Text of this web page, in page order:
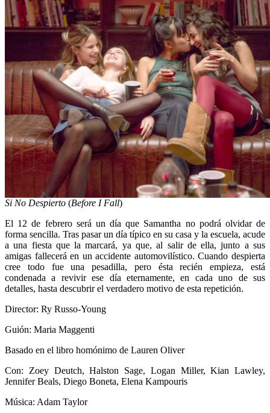
Si No Despierto (Before I Fall)
El 12 de febrero será un día que Samantha no podrá olvidar de
forma sencilla. Tras pasar un día típico en su casa y la escuela, acude
a una fiesta que la marcará, ya que, al salir de ella, junto a sus
amigas fallecerá en un accidente automovilístico. Cuando despierta
cree todo fue una pesadilla, pero ésta recién empieza, está
condenada a revivir ese día eternamente, en cada uno de sus
detalles, hasta descubrir el verdadero motivo de esta repetición.
Director: Ry Russo-Young
Guión: Maria Maggenti
Basado en el libro homónimo de Lauren Oliver
Con: Zoey Deutch, Halston Sage, Logan Miller, Kian Lawley,
Jennifer Beals, Diego Boneta, Elena Kampouris
Música: Adam Taylor